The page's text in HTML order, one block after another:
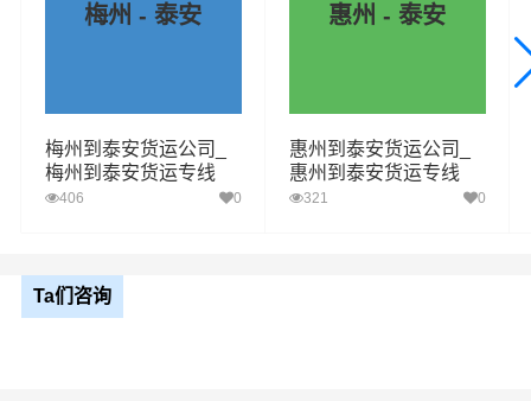
梅州 - 泰安
梅州到泰安货运公司_
梅州到泰安货运专线
406 0
惠州 - 泰安
惠州到泰安货运公司_
惠州到泰安货运专线
321 0
Ta们咨询